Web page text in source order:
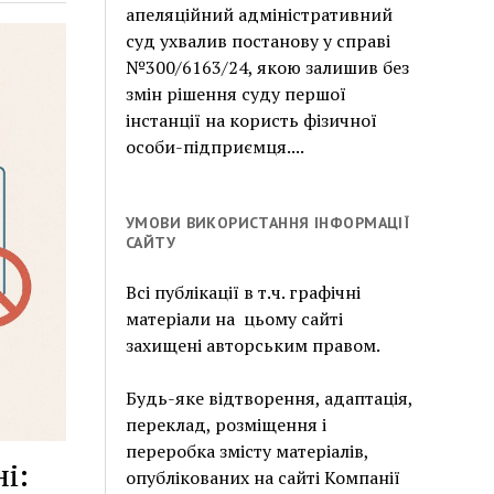
апеляційний адміністративний
суд ухвалив постанову у справі
№300/6163/24, якою залишив без
змін рішення суду першої
інстанції на користь фізичної
особи-підприємця....
УМОВИ ВИКОРИСТАННЯ ІНФОРМАЦІЇ
САЙТУ
Всі публікації в т.ч. графічні
матеріали на цьому сайті
захищені авторським правом.
Будь-яке відтворення, адаптація,
переклад, розміщення і
переробка змісту матеріалів,
опублікованих на сайті Компанії